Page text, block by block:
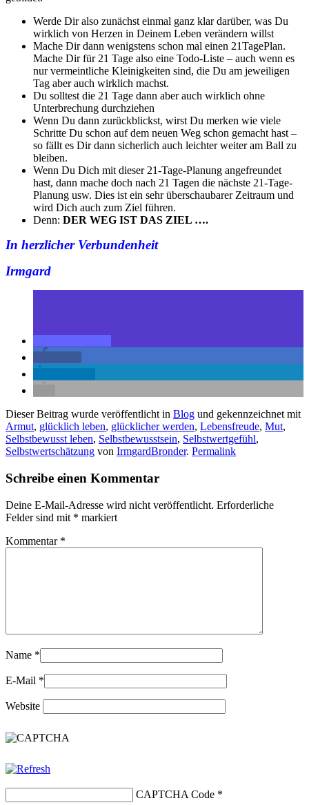
Werde Dir also zunächst einmal ganz klar darüber, was Du
wirklich von Herzen in Deinem Leben verändern willst
Mache Dir dann wenigstens schon mal einen 21TagePlan.
Mache Dir für 21 Tage also eine Todo-Liste – auch wenn es
nur vermeintliche Kleinigkeiten sind, die Du am jeweiligen
Tag aber auch wirklich machst.
Du solltest die 21 Tage dann aber auch wirklich ohne
Unterbrechung durchziehen
Wenn Du dann zurückblickst, wirst Du merken wie viele
Schritte Du schon auf dem neuen Weg schon gemacht hast –
so fällt es Dir dann sicherlich auch leichter weiter am Ball zu
bleiben.
Wenn Du Dich mit dieser 21-Tage-Planung angefreundet
hast, dann mache doch nach 21 Tagen die nächste 21-Tage-
Planung usw. Dies ist ein sehr überschaubarer Zeitraum und
wird Dich auch zum Ziel führen.
Denn: DER WEG IST DAS ZIEL ….
In herzlicher Verbundenheit
Irmgard
Dieser Beitrag wurde veröffentlicht in Blog und gekennzeichnet mit
Armut, glücklich leben, glücklicher werden, Lebensfreude, Mut,
Selbstbewusst leben, Selbstbewusstsein, Selbstwertgefühl,
Selbstwertschätzung von IrmgardBronder. Permalink
Schreibe einen Kommentar
Deine E-Mail-Adresse wird nicht veröffentlicht. Erforderliche
Felder sind mit * markiert
Kommentar *
Name *
E-Mail *
Website
CAPTCHA Code *